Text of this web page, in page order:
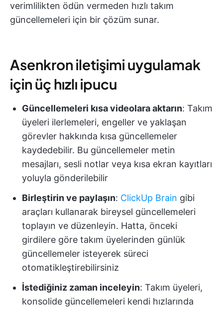
verimlilikten ödün vermeden hızlı takım
güncellemeleri için bir çözüm sunar.
Asenkron iletişimi uygulamak
için üç hızlı ipucu
Güncellemeleri kısa videolara aktarın: Takım
üyeleri ilerlemeleri, engeller ve yaklaşan
görevler hakkında kısa güncellemeler
kaydedebilir. Bu güncellemeler metin
mesajları, sesli notlar veya kısa ekran kayıtları
yoluyla gönderilebilir
Birleştirin ve paylaşın: ClickUp Brain gibi
araçları kullanarak bireysel güncellemeleri
toplayın ve düzenleyin. Hatta, önceki
girdilere göre takım üyelerinden günlük
güncellemeler isteyerek süreci
otomatikleştirebilirsiniz
İstediğiniz zaman inceleyin: Takım üyeleri,
konsolide güncellemeleri kendi hızlarında